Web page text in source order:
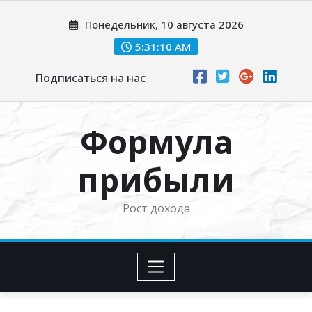
Понедельник, 10 августа 2026
5:31:10 AM
Подписаться на нас
Формула
прибыли
Рост дохода